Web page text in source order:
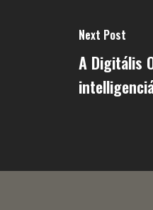
Next Post
A Digitális